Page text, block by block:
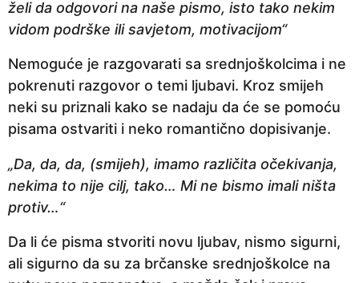
želi da odgovori na naše pismo, isto tako nekim
vidom podrške ili savjetom, motivacijom“
Nemoguće je razgovarati sa srednjoškolcima i ne
pokrenuti razgovor o temi ljubavi. Kroz smijeh
neki su priznali kako se nadaju da će se pomoću
pisama ostvariti i neko romantično dopisivanje.
„Da, da, da, (smijeh), imamo različita očekivanja,
nekima to nije cilj, tako… Mi ne bismo imali ništa
protiv…“
Da li će pisma stvoriti novu ljubav, nismo sigurni,
ali sigurno da su za brčanske srednjoškolce na